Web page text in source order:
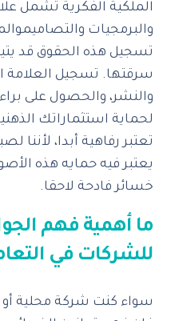
الملكية الفكرية تشمل
والبرمجيات
تسجيل هذه الحقوق قد
سرقتها. تسجيل العلامة
والنشر، والحصول على
لحماية استثماراتك
تعتبر رفاهية أبدا،
يعتبر فيه حمايه هذه
خسائر فادحة لاحقا.
ما أهمية فهم
للشركات في
سواء كنت شركة محلية أو